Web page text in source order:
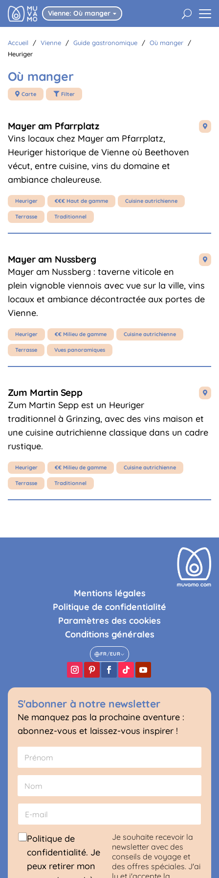
Vienne: Où manger  U
Accueil / Vienne / Guide gastronomique / Où manger
/
Heuriger
Où manger
 Carte  Filter

Mayer am Pfarrplatz
Vins locaux chez Mayer am Pfarrplatz,
Heuriger historique de Vienne où Beethoven
vécut, entre cuisine, vins du domaine et
ambiance chaleureuse.
Heuriger €€€ Haut de gamme Cuisine autrichienne
Terrasse Traditionnel

Mayer am Nussberg
Mayer am Nussberg : taverne viticole en
plein vignoble viennois avec vue sur la ville, vins
locaux et ambiance décontractée aux portes de
Vienne.
Heuriger €€ Milieu de gamme Cuisine autrichienne
Terrasse Vues panoramiques

Zum Martin Sepp
Zum Martin Sepp est un Heuriger
traditionnel à Grinzing, avec des vins maison et
une cuisine autrichienne classique dans un cadre
rustique.
Heuriger €€ Milieu de gamme Cuisine autrichienne
Terrasse Traditionnel
Mentions légales
Politique de confidentialité
Paramètres des cookies
Conditions générales
FR/EUR
S'abonner à notre newsletter
Ne manquez pas la prochaine aventure :
abonnez-vous et laissez-vous inspirer !
n
n
t
m
e
n
m
*
m
a
C Politique de
confidentialité. Je
peux retirer mon
Je souhaite recevoir la
newsletter avec des
conseils de voyage et
des offres spéciales. J'ai
lu et j'accepte la